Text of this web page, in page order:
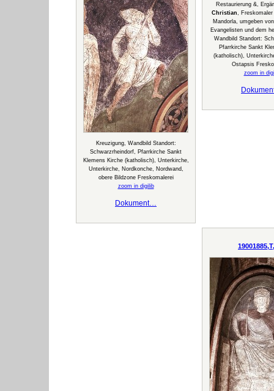
Kreuzigung, Wandbild Standort:
Schwarzrheindorf, Pfarrkirche Sankt
Klemens Kirche (katholisch), Unterkirche,
Unterkirche, Nordkonche, Nordwand,
obere Bildzone Freskomalerei
zoom in digilib
Dokument…
Restaurierung &,
Christian,
Mandorla, umgeben
Evangelisten und dem
Wandbild Standort:
Pfarrkirche Sankt
(katholisch),
Ostapsis
zoom in